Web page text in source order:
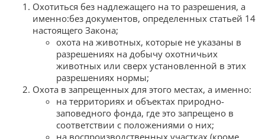
Охотиться без надлежащего на то разрешения, а
именно:без документов, определенных статьей 14
настоящего Закона;
охота на животных, которые не указаны в
разрешениях на добычу охотничьих
животных или сверх установленной в этих
разрешениях нормы;
Охота в запрещенных для этого местах, а именно:
на территориях и объектах природно-
заповедного фонда, где это запрещено в
соответствии с положениями о них;